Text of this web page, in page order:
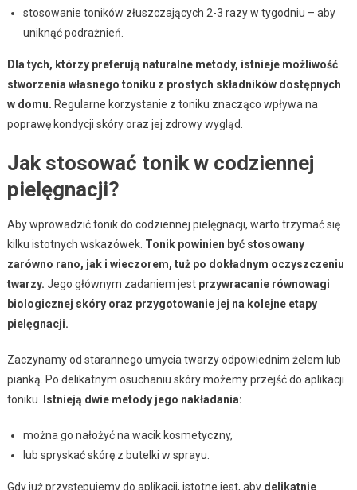
stosowanie toników złuszczających 2-3 razy w tygodniu – aby
uniknąć podrażnień.
Dla tych, którzy preferują naturalne metody, istnieje możliwość
stworzenia własnego toniku z prostych składników dostępnych
w domu. Regularne korzystanie z toniku znacząco wpływa na
poprawę kondycji skóry oraz jej zdrowy wygląd.
Jak stosować tonik w codziennej
pielęgnacji?
Aby wprowadzić tonik do codziennej pielęgnacji, warto trzymać się
kilku istotnych wskazówek. Tonik powinien być stosowany
zarówno rano, jak i wieczorem, tuż po dokładnym oczyszczeniu
twarzy. Jego głównym zadaniem jest przywracanie równowagi
biologicznej skóry oraz przygotowanie jej na kolejne etapy
pielęgnacji.
Zaczynamy od starannego umycia twarzy odpowiednim żelem lub
pianką. Po delikatnym osuchaniu skóry możemy przejść do aplikacji
toniku.
Istnieją dwie metody jego nakładania:
można go nałożyć na wacik kosmetyczny,
lub spryskać skórę z butelki w sprayu.
Gdy już przystępujemy do aplikacji, istotne jest, aby delikatnie